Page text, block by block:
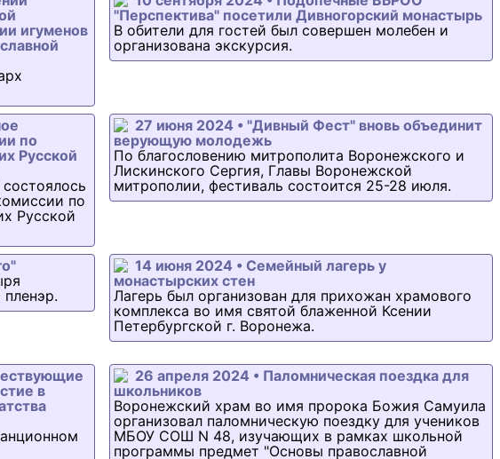
игуменов
"Перспектива" посетили Дивногорский монастырь
В обители для гостей был совершен молебен и
организована экскурсия.
по
Русской
по
Русской
27 июня 2024 • "Дивный Фест" вновь объединит
верующую молодежь
По благословению митрополита Воронежского и
Лискинского Сергия, Главы Воронежской
митрополии, фестиваль состоится 25-28 июля.
14 июня 2024 • Семейный лагерь у
монастырских стен
Лагерь был организован для прихожан храмового
комплекса во имя святой блаженной Ксении
Петербургской г. Воронежа.
в
26 апреля 2024 • Паломническая поездка для
школьников
Воронежский храм во имя пророка Божия Самуила
организовал паломническую поездку для учеников
МБОУ СОШ N 48, изучающих в рамках школьной
программы предмет "Основы православной